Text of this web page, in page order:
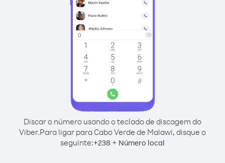
Discar o número usando o teclado de discagem do
Viber.Para ligar para Cabo Verde de Malawi, disque o
seguinte:+238 + Número local